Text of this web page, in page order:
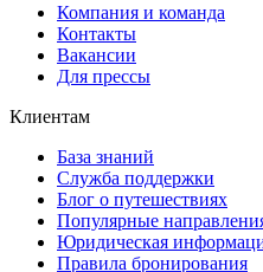
Компания и команда
Контакты
Вакансии
Для прессы
Клиентам
База знаний
Служба поддержки
Блог о путешествиях
Популярные
Юридическая
Правила бронирования